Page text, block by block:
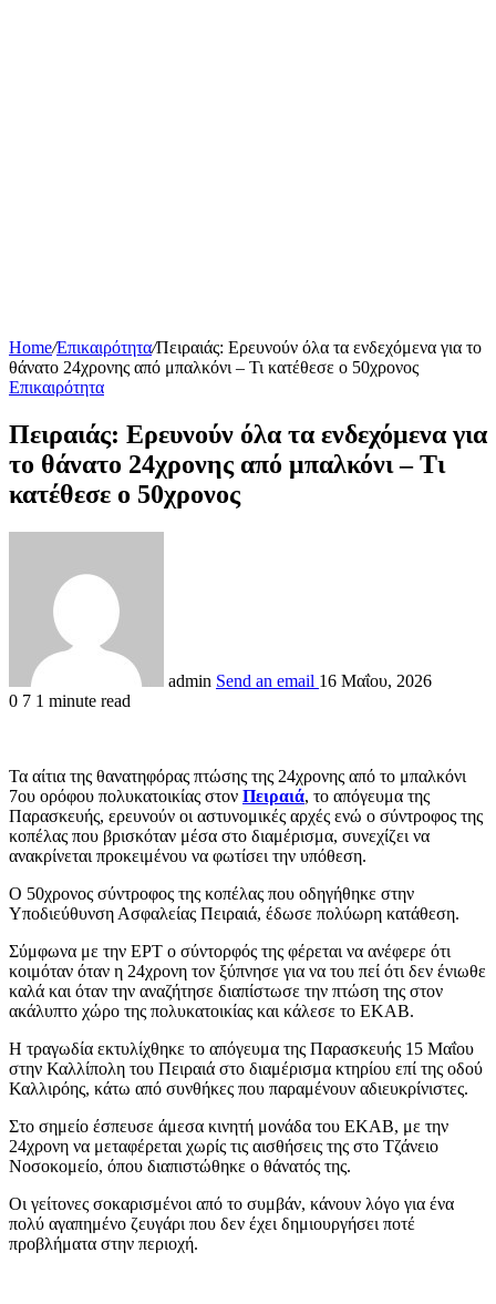
Home/Επικαιρότητα/Πειραιάς: Ερευνούν όλα τα ενδεχόμενα για το
θάνατο 24χρονης από μπαλκόνι – Τι κατέθεσε ο 50χρονος
Επικαιρότητα
Πειραιάς: Ερευνούν όλα τα ενδεχόμενα για
το θάνατο 24χρονης από μπαλκόνι – Τι
κατέθεσε ο 50χρονος
admin Send an email 16 Μαΐου, 2026
0 7 1 minute read
Τα αίτια της θανατηφόρας πτώσης της 24χρονης από το μπαλκόνι
7ου ορόφου πολυκατοικίας στον Πειραιά, το απόγευμα της
Παρασκευής, ερευνούν οι αστυνομικές αρχές ενώ ο σύντροφος της
κοπέλας που βρισκόταν μέσα στο διαμέρισμα, συνεχίζει να
ανακρίνεται προκειμένου να φωτίσει την υπόθεση.
Ο 50χρονος σύντροφος της κοπέλας που οδηγήθηκε στην
Υποδιεύθυνση Ασφαλείας Πειραιά, έδωσε πολύωρη κατάθεση.
Σύμφωνα με την ΕΡΤ ο σύντορφός της φέρεται να ανέφερε ότι
κοιμόταν όταν η 24χρονη τον ξύπνησε για να του πεί ότι δεν ένιωθε
καλά και όταν την αναζήτησε διαπίστωσε την πτώση της στον
ακάλυπτο χώρο της πολυκατοικίας και κάλεσε το ΕΚΑΒ.
Η τραγωδία εκτυλίχθηκε το απόγευμα της Παρασκευής 15 Μαΐου
στην Καλλίπολη του Πειραιά στο διαμέρισμα κτηρίου επί της οδού
Καλλιρόης, κάτω από συνθήκες που παραμένουν αδιευκρίνιστες.
Στο σημείο έσπευσε άμεσα κινητή μονάδα του ΕΚΑΒ, με την
24χρονη να μεταφέρεται χωρίς τις αισθήσεις της στο Τζάνειο
Νοσοκομείο, όπου διαπιστώθηκε ο θάνατός της.
Οι γείτονες σοκαρισμένοι από το συμβάν, κάνουν λόγο για ένα
πολύ αγαπημένο ζευγάρι που δεν έχει δημιουργήσει ποτέ
προβλήματα στην περιοχή.